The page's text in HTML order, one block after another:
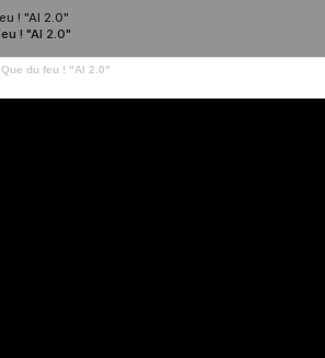
Que du feu ! "AI 2.0"